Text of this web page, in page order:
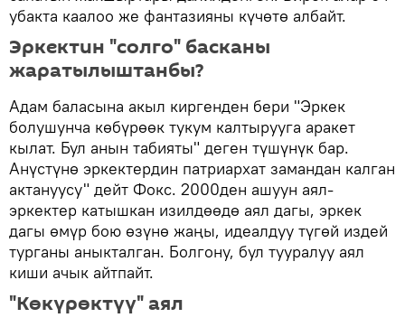
убакта каалоо же фантазияны күчөтө албайт.
Эркектин "солго" басканы
жаратылыштанбы?
Адам баласына акыл киргенден бери "Эркек
болушунча көбүрөөк тукум калтырууга аракет
кылат. Бул анын табияты" деген түшүнүк бар.
Анүстүнө эркектердин патриархат замандан калган
актануусу" дейт Фокс. 2000ден ашуун аял-
эркектер катышкан изилдөөдө аял дагы, эркек
дагы өмүр бою өзүнө жаңы, идеалдуу түгөй издей
турганы аныкталган. Болгону, бул тууралуу аял
киши ачык айтпайт.
"Көкүрөктүү" аял